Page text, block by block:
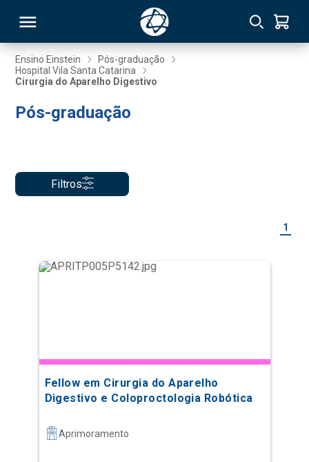
Ensino Einstein
Pós-graduação
Hospital Vila Santa Catarina
Cirurgia do Aparelho Digestivo
Pós-graduação
Filtros
1
Fellow em Cirurgia do Aparelho
Digestivo e Coloproctologia Robótica
Aprimoramento